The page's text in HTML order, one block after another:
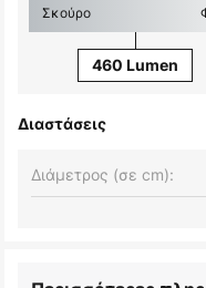
Σκούρο
460 Lumen
Διαστάσεις
Διάμετρος (σε cm):